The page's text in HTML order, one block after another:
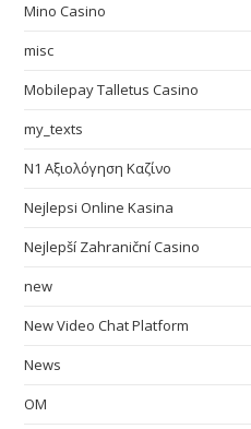
Mino Casino
misc
Mobilepay Talletus Casino
my_texts
N1 Αξιολόγηση Καζίνο
Nejlepsi Online Kasina
Nejlepší Zahraniční Casino
new
New Video Chat Platform
News
OM